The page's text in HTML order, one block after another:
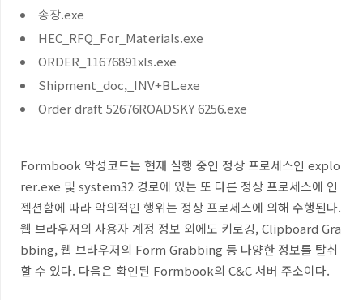
송장.exe
HEC_RFQ_For_Materials.exe
ORDER_11676891xls.exe
Shipment_doc,_INV+BL.exe
Order draft 52676ROADSKY 6256.exe
Formbook 악성코드는 현재 실행 중인 정상 프로세스인 explo
rer.exe 및 system32 경로에 있는 또 다른 정상 프로세스에 인
젝션함에 따라 악의적인 행위는 정상 프로세스에 의해 수행된다.
웹 브라우저의 사용자 계정 정보 외에도 키로깅, Clipboard Gra
bbing, 웹 브라우저의 Form Grabbing 등 다양한 정보를 탈취
할 수 있다. 다음은 확인된 Formbook의 C&C 서버 주소이다.